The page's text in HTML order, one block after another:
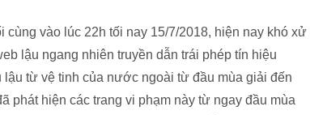
vào lúc 22h tối nay 15/7/2018, hiện nay khó xử
lậu ngang nhiên truyền dẫn trái phép tín hiệu
từ vệ tinh của nước ngoài từ đầu mùa giải đến
phát hiện các trang vi phạm này từ ngay đầu mùa